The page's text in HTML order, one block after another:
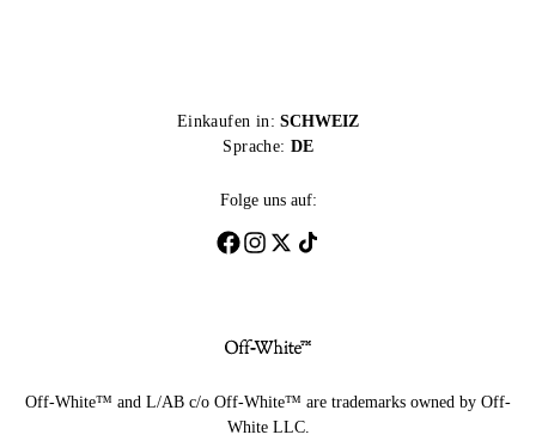
Einkaufen in: SCHWEIZ
Sprache: DE
Folge uns auf:
Off-White™ and L/AB c/o Off-White™ are trademarks owned by Off-
White LLC.